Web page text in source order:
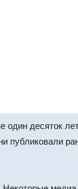
один десяток
публиковали